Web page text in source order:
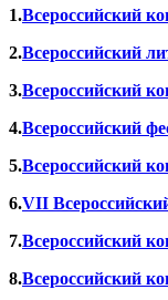
1.Всероссийский
2.Всероссийский
3.Всероссийский
4.Всероссийский
5.Всероссийский
6.VII
7.Всероссийский
8.Всероссийский